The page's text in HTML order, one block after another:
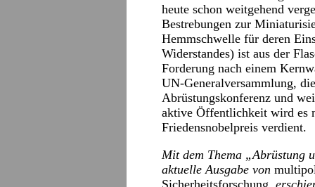
heute schon weitgehend
Bestrebungen zur
Hemmschwelle für deren
Widerstandes) ist aus der
Forderung nach einem
UN-Generalversammlung,
Abrüstungskonferenz und
aktive Öffentlichkeit wird es
Friedensnobelpreis verdient.
Mit dem Thema „Abrüstung
aktuelle Ausgabe von
Sicherheitsforschung,